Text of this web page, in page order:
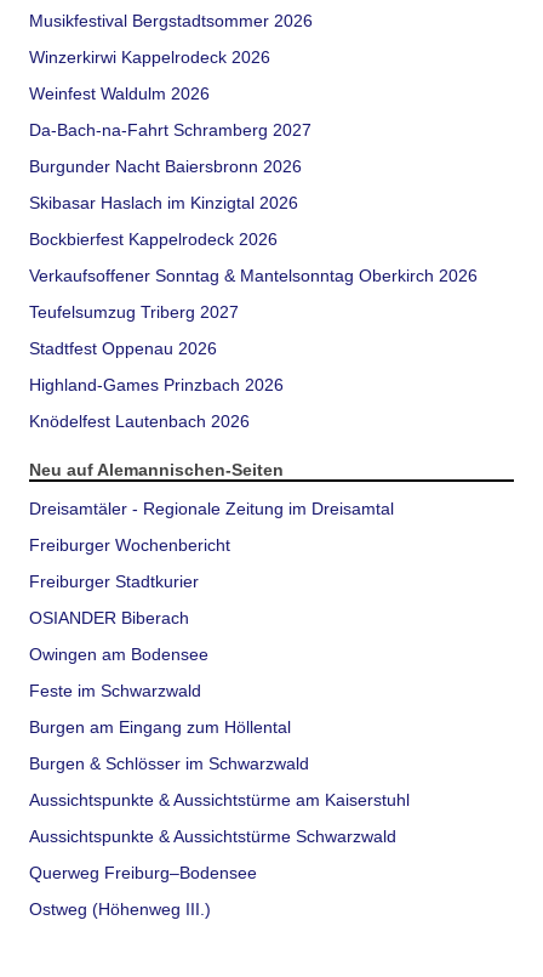
Musikfestival Bergstadtsommer 2026
Winzerkirwi Kappelrodeck 2026
Weinfest Waldulm 2026
Da-Bach-na-Fahrt Schramberg 2027
Burgunder Nacht Baiersbronn 2026
Skibasar Haslach im Kinzigtal 2026
Bockbierfest Kappelrodeck 2026
Verkaufsoffener Sonntag & Mantelsonntag Oberkirch 2026
Teufelsumzug Triberg 2027
Stadtfest Oppenau 2026
Highland-Games Prinzbach 2026
Knödelfest Lautenbach 2026
Neu auf Alemannischen-Seiten
Dreisamtäler - Regionale Zeitung im Dreisamtal
Freiburger Wochenbericht
Freiburger Stadtkurier
OSIANDER Biberach
Owingen am Bodensee
Feste im Schwarzwald
Burgen am Eingang zum Höllental
Burgen & Schlösser im Schwarzwald
Aussichtspunkte & Aussichtstürme am Kaiserstuhl
Aussichtspunkte & Aussichtstürme Schwarzwald
Querweg Freiburg–Bodensee
Ostweg (Höhenweg III.)